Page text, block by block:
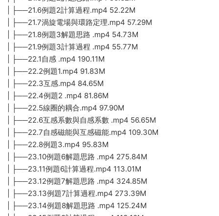
| ├──21.6例題2計算過程.mp4 52.22M
| ├──21.7渦旋電場與環路定理.mp4 57.29M
| ├──21.8例題3解題思路 .mp4 54.73M
| ├──21.9例題3計算過程 .mp4 55.77M
| ├──22.1自感 .mp4 190.11M
| ├──22.2例題1.mp4 91.83M
| ├──22.3互感.mp4 84.65M
| ├──22.4例題2 .mp4 81.86M
| ├──22.5線圈的耦合.mp4 97.90M
| ├──22.6互感系數與自感系數 .mp4 56.65M
| ├──22.7自感磁能與互感磁能.mp4 109.30M
| ├──22.8例題3.mp4 95.83M
| ├──23.10例題6解題思路 .mp4 275.84M
| ├──23.11例題6計算過程.mp4 113.01M
| ├──23.12例題7解題思路 .mp4 324.85M
| ├──23.13例題7計算過程.mp4 273.39M
| ├──23.14例題8解題思路 .mp4 125.24M